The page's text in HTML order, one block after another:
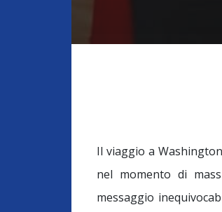
Il viaggio a
nel momento di
messaggio